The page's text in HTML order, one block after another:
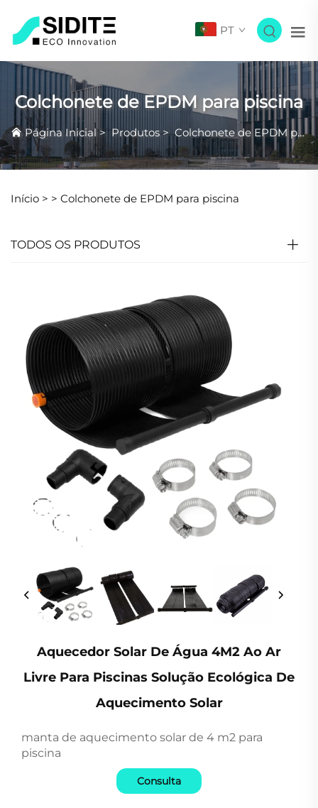
PT
Colchonete de EPDM para piscina
Página Inicial>Produtos>Colchonete de EPDM para piscina
Início > > Colchonete de EPDM para piscina
TODOS OS PRODUTOS
Aquecedor Solar De Água 4M2 Ao Ar
Livre Para Piscinas Solução Ecológica De
Aquecimento Solar
manta de aquecimento solar de 4 m2 para
piscina
Consulta